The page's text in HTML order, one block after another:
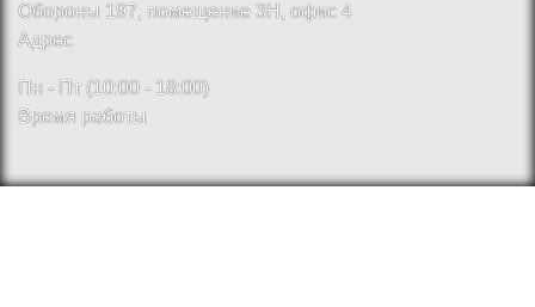
Обороны 197, помещение 3Н, офис 4
Адрес
Пн - Пт (10:00 - 18:00)
Время работы